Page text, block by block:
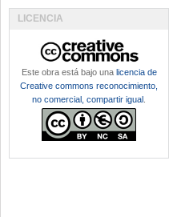
LICENCIA
Este obra está bajo una licencia de
Creative commons reconocimiento,
no comercial, compartir igual